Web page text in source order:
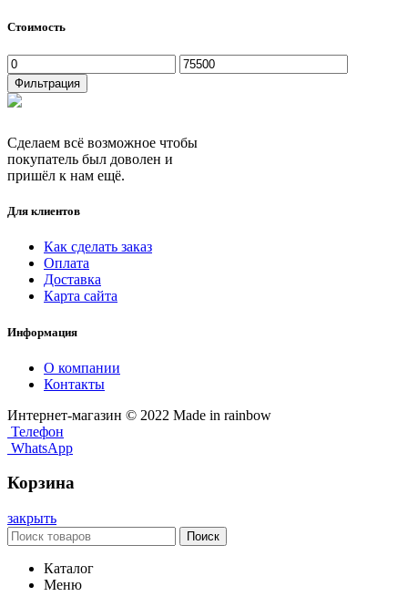
Стоимость
Минимальная
цена
Максимальная
цена
Фильтрация
Сделаем всё возможное чтобы
покупатель был доволен и
пришёл к нам ещё.
Для клиентов
Как сделать заказ
Оплата
Доставка
Карта сайта
Информация
О компании
Контакты
Интернет-магазин © 2022 Made in rainbow
Телефон
WhatsApp
Корзина
закрыть
Поиск
Каталог
Меню